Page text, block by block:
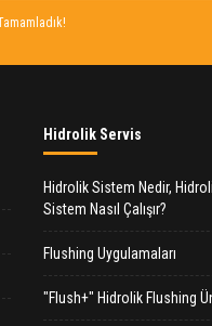
Hidrolik Servis
Hidrolik Sistem Nedir,
Sistem Nasıl Çalışır?
Flushing Uygulamaları
"Flush+" Hidrolik Flushing